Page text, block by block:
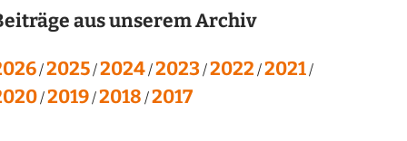
aus unserem Archiv
2025 2024 2023 2022 2021
2019 2018 2017